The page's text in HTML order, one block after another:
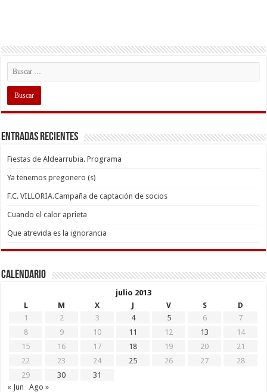
Entradas recientes
Fiestas de Aldearrubia. Programa
Ya tenemos pregonero (s)
F.C. VILLORIA.Campaña de captación de socios
Cuando el calor aprieta
Que atrevida es la ignorancia
Calendario
julio 2013
L
M X J V S
D
1
2 3 4 5 6
7
8
9 10 11 12 13
14
15
16 17 18 19 20
21
22
23 24 25 26 27
28
29
30
31
« Jun
Ago »